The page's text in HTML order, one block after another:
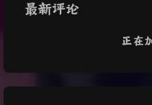
最新评论
正在